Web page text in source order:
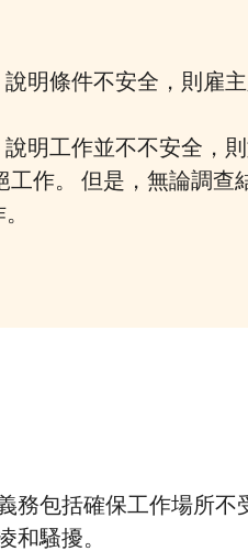
明條件不安全，則雇主
明工作並不不安全，
工作。 但是，無論調查
務包括確保工作場所不
和騷擾。